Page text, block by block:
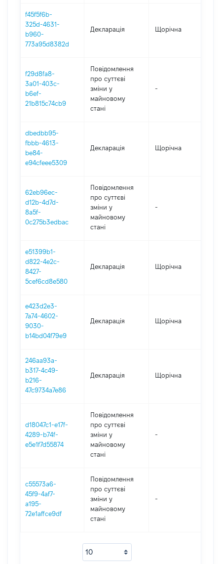
f45f5f6b-
325d-4631-
b960-
773a95d8382d
Декларація Щорічна
f29d8fa8-
3a01-403c-
b6ef-
21b815c74cb9
Повідомлення
про суттєві
зміни y
майновому
стані
-
dbedbb95-
fbbb-4613-
be84-
e94cfeee5309
Декларація Щорічна
62eb96ec-
d12b-4d7d-
8a5f-
0c275b3edbac
Повідомлення
про суттєві
зміни y
майновому
стані
-
e51399b1-
d822-4e2c-
8427-
5cef6cd8e580
Декларація Щорічна
e423d2e3-
7a74-4602-
9030-
b14bd04f79e9
Декларація Щорічна
246aa93a-
b317-4c49-
b216-
47c9734a7e86
Декларація Щорічна
d18047c1-e17f-
4289-b74f-
e5e1f7d55874
Повідомлення
про суттєві
зміни y
майновому
стані
-
c55573a6-
45f9-4af7-
a195-
72e1affce9df
Повідомлення
про суттєві
зміни y
майновому
стані
-